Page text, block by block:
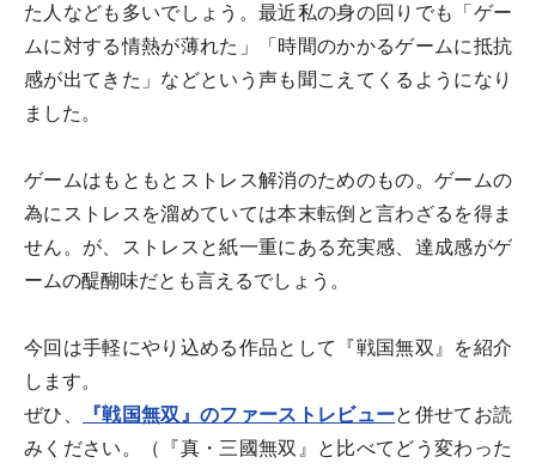
た人なども多いでしょう。最近私の身の回りでも「ゲー
ムに対する情熱が薄れた」「時間のかかるゲームに抵抗
感が出てきた」などという声も聞こえてくるようになり
ました。
ゲームはもともとストレス解消のためのもの。ゲームの
為にストレスを溜めていては本末転倒と言わざるを得ま
せん。が、ストレスと紙一重にある充実感、達成感がゲ
ームの醍醐味だとも言えるでしょう。
今回は手軽にやり込める作品として『戦国無双』を紹介
します。
ぜひ、
『戦国無双』のファーストレビューと併せてお読
みください。（『真・三國無双』と比べてどう変わった